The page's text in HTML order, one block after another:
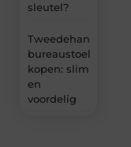
sleutel?
Tweedehands
bureaustoel
kopen: slim
en
voordelig